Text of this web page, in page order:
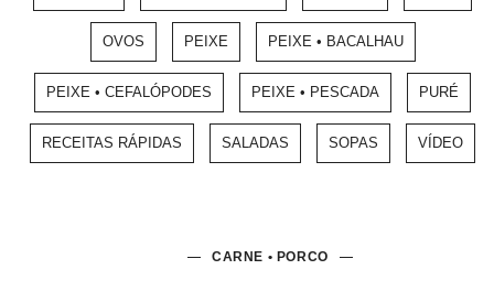
OVOS PEIXE PEIXE • BACALHAU
PEIXE • CEFALÓPODES PEIXE • PESCADA PURÉ
RECEITAS RÁPIDAS SALADAS SOPAS VÍDEO
CARNE • PORCO